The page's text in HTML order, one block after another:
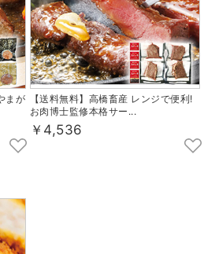
まが
【送料無料】高橋畜産 レンジで便利!
お肉博士監修本格サー...
￥4,536